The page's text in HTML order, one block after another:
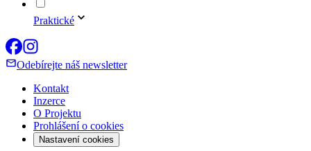
Praktické
Odebírejte náš newsletter
Kontakt
Inzerce
O Projektu
Prohlášení o cookies
Nastavení cookies